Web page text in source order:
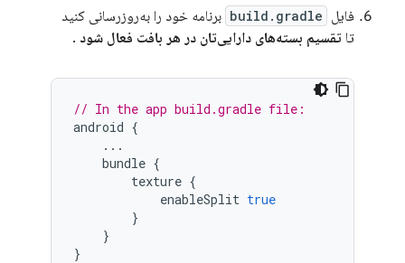
فایل build.gradle برنامه خود را به‌روزرسانی کنید
تا تقسیم بسته‌های دارایی‌تان در هر بافت فعال شود .
// In the app build.gradle file:
android {
...
bundle {
texture {
enableSplit true
}
}
}